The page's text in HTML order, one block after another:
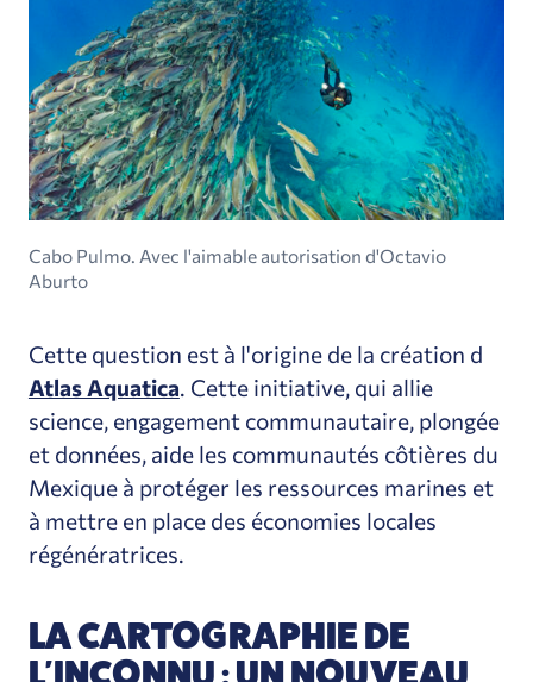
Cabo Pulmo. Avec l'aimable autorisation d'Octavio
Aburto
Cette question est à l'origine de la création d
Atlas Aquatica. Cette initiative, qui allie
science, engagement communautaire, plongée
et données, aide les communautés côtières du
Mexique à protéger les ressources marines et
à mettre en place des économies locales
régénératrices.
LA CARTOGRAPHIE DE